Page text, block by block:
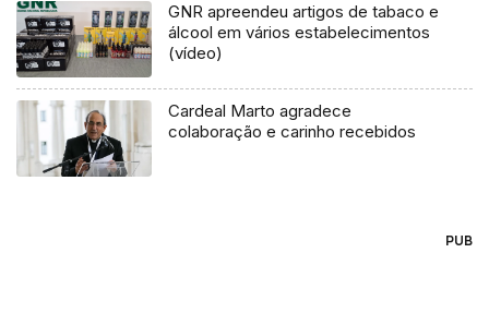
GNR apreendeu artigos de tabaco e
álcool em vários estabelecimentos
(vídeo)
Cardeal Marto agradece
colaboração e carinho recebidos
PUB